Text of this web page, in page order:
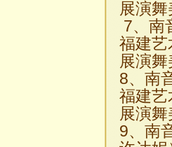
展演
7、南
福建艺
展演
8、南
福建艺
展演
9、南